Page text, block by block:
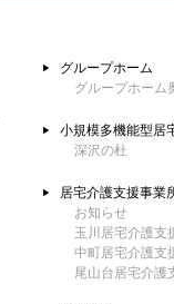
グループホーム
グループホーム
小規模多機能型居
深沢の杜
居宅介護支援事業
お知らせ
玉川居宅介護支
中町居宅介護支
尾山台居宅介護